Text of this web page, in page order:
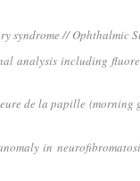
syndrome // Ophthalmic
analysis including
de la papille
in